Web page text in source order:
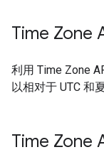
Time Zone
利用 Time Zone
以相对于 UTC 和
Time Zone